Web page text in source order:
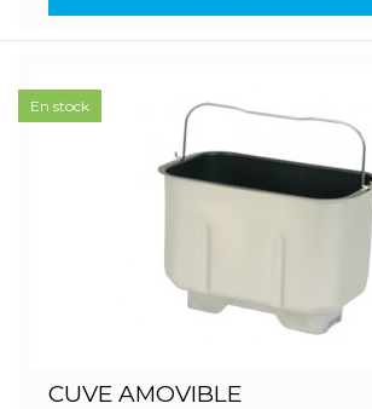
CUVE AMOVIBLE
En stock